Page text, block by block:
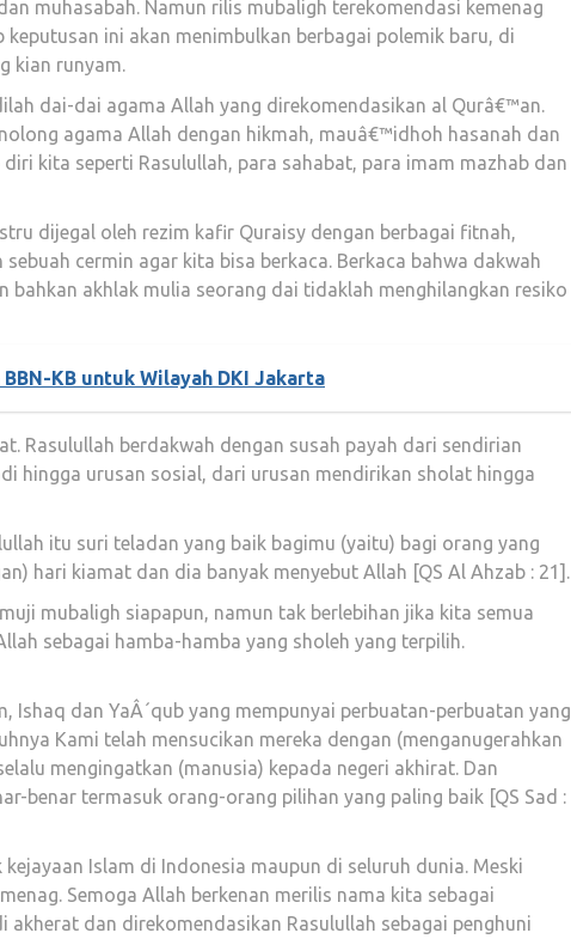
muhasabah. Namun rilis mubaligh terekomendasi kemenag
ini akan menimbulkan berbagai polemik baru, di
kian runyam.
dai-dai agama Allah yang direkomendasikan al Qurâ€™an.
agama Allah dengan hikmah, mauâ€™idhoh hasanah dan
kita seperti Rasulullah, para sahabat, para imam mazhab dan
dijegal oleh rezim kafir Quraisy dengan berbagai fitnah,
cermin agar kita bisa berkaca. Berkaca bahwa dakwah
bahkan akhlak mulia seorang dai tidaklah menghilangkan resiko
KB untuk Wilayah DKI Jakarta
Rasulullah berdakwah dengan susah payah dari sendirian
hingga urusan sosial, dari urusan mendirikan sholat hingga
itu suri teladan yang baik bagimu (yaitu) bagi orang yang
hari kiamat dan dia banyak menyebut Allah [QS Al Ahzab : 21].
mubaligh siapapun, namun tak berlebihan jika kita semua
sebagai hamba-hamba yang sholeh yang terpilih.
Ishaq dan YaÂ´qub yang mempunyai perbuatan-perbuatan yang
Kami telah mensucikan mereka dengan (menganugerahkan
mengingatkan (manusia) kepada negeri akhirat. Dan
benar termasuk orang-orang pilihan yang paling baik [QS Sad :
Islam di Indonesia maupun di seluruh dunia. Meski
Semoga Allah berkenan merilis nama kita sebagai
akherat dan direkomendasikan Rasulullah sebagai penghuni